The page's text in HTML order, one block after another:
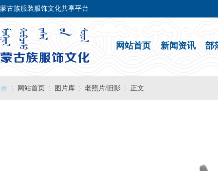
蒙古族服装服饰文化共享平台
网站首页 新闻资讯 部
网站首页 图片库 老照片/旧影 正文